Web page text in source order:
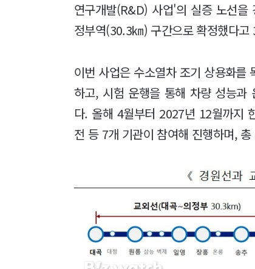
연구개발(R&D) 사업'의 실증 노선을
정부역(30.3㎞) 구간으로 확정했다고
이번 사업은 수소열차 조기 상용화를
하고, 시험 운행을 통해 차량 성능과
다. 올해 4월부터 2027년 12월까지
전 등 7개 기관이 참여해 진행하며,